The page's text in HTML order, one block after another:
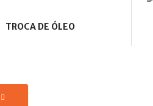
TROCA DE ÓLEO